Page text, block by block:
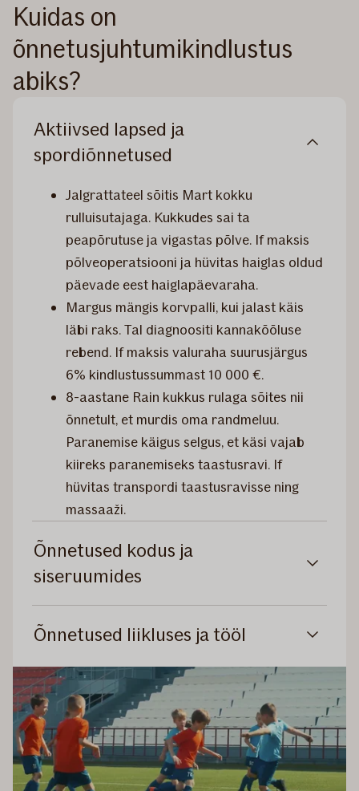
Kuidas on
õnnetusjuhtumikindlustus
abiks?
Aktiivsed lapsed ja
spordiõnnetused
Jalgrattateel sõitis Mart kokku
rulluisutajaga. Kukkudes sai ta
peapõrutuse ja vigastas põlve. If maksis
põlveoperatsiooni ja hüvitas haiglas oldud
päevade eest haiglapäevaraha.
Margus mängis korvpalli, kui jalast käis
läbi raks. Tal diagnoositi kannakõõluse
rebend. If maksis valuraha suurusjärgus
6% kindlustussummast 10 000 €.
8-aastane Rain kukkus rulaga sõites nii
õnnetult, et murdis oma randmeluu.
Paranemise käigus selgus, et käsi vajab
kiireks paranemiseks taastusravi. If
hüvitas transpordi taastusravisse ning
massaaži.
Õnnetused kodus ja
siseruumides
Õnnetused liikluses ja tööl